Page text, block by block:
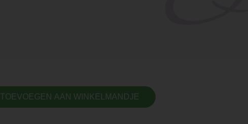
TOEVOEGEN AAN WINKELMANDJE